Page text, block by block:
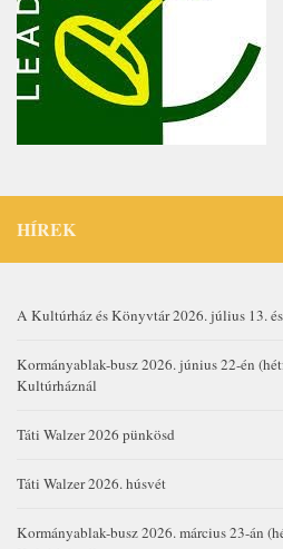
HÍREK
A Kultúrház és Könyvtár 2026. július 13.
Kormányablak-busz 2026. június 22-én
Kultúrháznál
Táti Walzer 2026 pünkösd
Táti Walzer 2026. húsvét
Kormányablak-busz 2026. március 23-án